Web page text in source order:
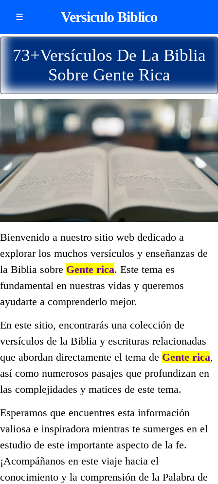
☰ Versiculo Biblico
73+Versículos De La Biblia
Sobre Gente Rica
Bienvenido a nuestro sitio web dedicado a
explorar los muchos versículos y enseñanzas de
la Biblia sobre Gente rica. Este tema es
fundamental en nuestras vidas y queremos
ayudarte a comprenderlo mejor.
En este sitio, encontrarás una colección de
versículos de la Biblia y escrituras relacionadas
que abordan directamente el tema de Gente rica,
así como numerosos pasajes que profundizan en
las complejidades y matices de este tema.
Esperamos que encuentres esta información
valiosa e inspiradora mientras te sumerges en el
estudio de este importante aspecto de la fe.
¡Acompáñanos en este viaje hacia el
conocimiento y la comprensión de la Palabra de